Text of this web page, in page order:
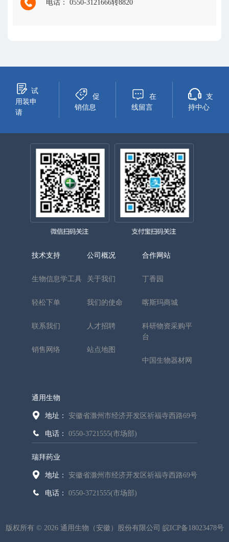
电话： 0550-3121666转8820
试
用装申
请
促
销信息
在
线留言
支
持中心
技术支持
生物信息学工具
轻松下单
联系我们
销售网络
公司概况
关于我们
我们的使命
人才招聘
站点地图
合作网站
丁香园
喀斯玛商城
科研物资采购平
台
中国生物器材网
通用生物
地址： 安徽省滁州市经济开发区祈福寺西路69号
电话： 0550-3721555(市场部)
瑞拜药业
地址： 安徽省滁州市经济开发区祈福寺西路69号
电话： 0550-3721555(市场部)
版权所有 © 2026 通用生物（安徽）股份有限公司 皖ICP备18023478号